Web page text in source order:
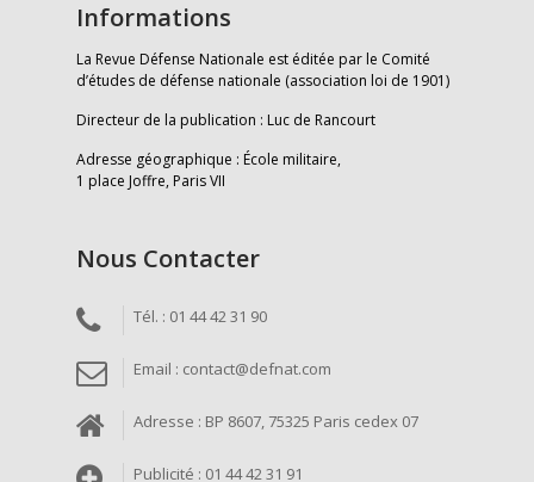
Informations
La Revue Défense Nationale est éditée par le Comité
d’études de défense nationale (association loi de 1901)
Directeur de la publication : Luc de Rancourt
Adresse géographique : École militaire,
1 place Joffre, Paris VII
Nous Contacter
Tél. : 01 44 42 31 90
Email : contact@defnat.com
Adresse : BP 8607, 75325 Paris cedex 07
Publicité : 01 44 42 31 91